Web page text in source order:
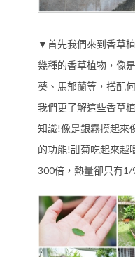
▼首先我們來到香草
幾種的香草植物，像
葵、馬郁蘭等，搭配
我們更了解這些香草
知識!像是銀霧摸起來
的功能!甜菊吃起來越
300倍，熱量卻只有